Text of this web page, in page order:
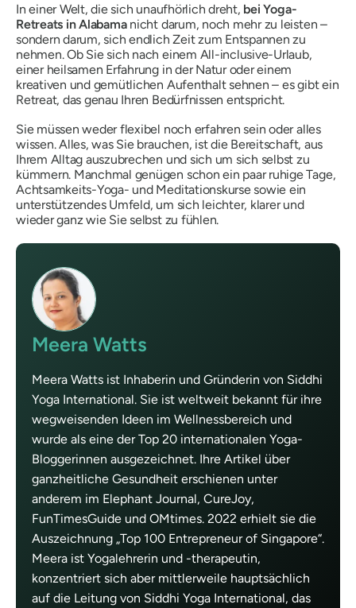
In einer Welt, die sich unaufhörlich dreht, bei Yoga-
Retreats in Alabamanicht darum, noch mehr zu leisten –
sondern darum, sich endlich Zeit zum Entspannen zu
nehmen. Ob Sie sich nach einem All-inclusive-Urlaub,
einer heilsamen Erfahrung in der Natur oder einem
kreativen und gemütlichen Aufenthalt sehnen – es gibt ein
Retreat, das genau Ihren Bedürfnissen entspricht.
Sie müssen weder flexibel noch erfahren sein oder alles
wissen. Alles, was Sie brauchen, ist die Bereitschaft, aus
Ihrem Alltag auszubrechen und sich um sich selbst zu
kümmern. Manchmal genügen schon ein paar ruhige Tage,
Achtsamkeits-Yoga- und Meditationskurse sowie ein
unterstützendes Umfeld, um sich leichter, klarer und
wieder ganz wie Sie selbst zu fühlen.
Meera Watts
Meera Watts ist Inhaberin und Gründerin von Siddhi
Yoga International. Sie ist weltweit bekannt für ihre
wegweisenden Ideen im Wellnessbereich und
wurde als eine der Top 20 internationalen Yoga-
Bloggerinnen ausgezeichnet. Ihre Artikel über
ganzheitliche Gesundheit erschienen unter
anderem im Elephant Journal, CureJoy,
FunTimesGuide und OMtimes. 2022 erhielt sie die
Auszeichnung „Top 100 Entrepreneur of Singapore“.
Meera ist Yogalehrerin und -therapeutin,
konzentriert sich aber mittlerweile hauptsächlich
auf die Leitung von Siddhi Yoga International, das